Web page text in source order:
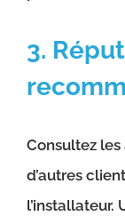
3.
Consultez
d’autres
l’installateur.